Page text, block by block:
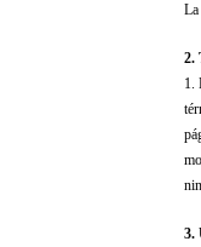
La
2.
1.
3.